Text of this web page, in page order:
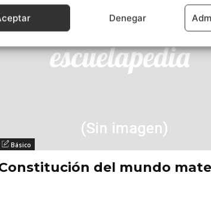
Denegar
Básico
del mundo